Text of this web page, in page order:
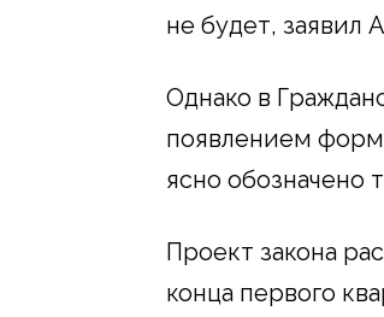
не будет, заявил
Однако в
появлением
ясно обозначено
Проект закона
конца первого